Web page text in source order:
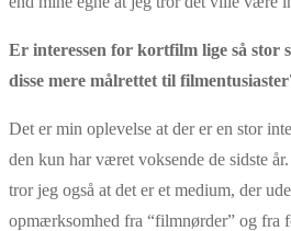
Er interessen for kortfilm lige så stor
disse mere målrettet til
Det er min oplevelse at der er en stor
den kun har været voksende de sidste
tror jeg også at det er et medium, der
opmærksomhed fra “filmnørder” og fra